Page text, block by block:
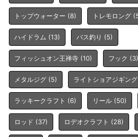
トップウォーター (8) トレモロング
ハイドラム (13) バス釣り (5)
フィッシュオン王禅寺 (10) フック (3)
メタルジグ (5) ライトショアジギング
ラッキークラフト (6) リール (50)
ロッド (37) ロデオクラフト (28)